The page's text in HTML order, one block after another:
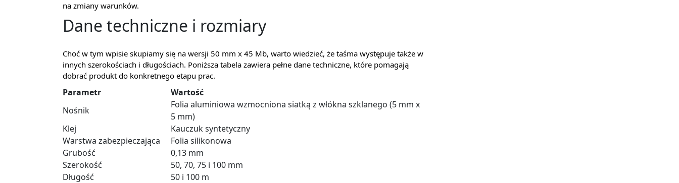
na zmiany warunków.
Dane techniczne i rozmiary
Choć w tym wpisie skupiamy się na wersji 50 mm x 45 Mb, warto wiedzieć, że taśma występuje także w
innych szerokościach i długościach. Poniższa tabela zawiera pełne dane techniczne, które pomagają
dobrać produkt do konkretnego etapu prac.
Parametr
Wartość
Nośnik
Folia aluminiowa wzmocniona siatką z włókna szklanego (5 mm x
5 mm)
Klej
Kauczuk syntetyczny
Warstwa zabezpieczająca
Folia silikonowa
Grubość
0,13 mm
Szerokość
50, 70, 75 i 100 mm
Długość
50 i 100 m